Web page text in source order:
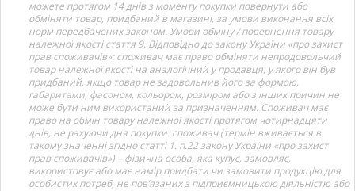
можете протягом 14 днів з моменту покупки повернути або
обміняти товар, придбаний в магазині, за умови виконання всіх
норм передбачених законом. Умови обміну / повернення товару
належної якості стаття 9. Відповідно до закону України «про захист
прав споживачів»: споживач має право обміняти непродовольчий
товар належної якості на аналогічний у продавця, у якого він був
придбаний, якщо товар не задовольнив його за формою,
габаритами, фасоном, кольором, розміром або з інших причин не
може бути ним використаний за призначенням. Споживач має
право на обмін товару належної якості протягом чотирнадцяти
днів, не рахуючи дня покупки. споживач (термін вживається в
такому значенні згідно статті 1. п.22 закону України «про захист
прав споживачів») – фізична особа, яка купує, замовляє,
використовує або має намір придбати чи замовити продукцію для
особистих потреб, не пов’язаних з підприємницькою діяльністю або